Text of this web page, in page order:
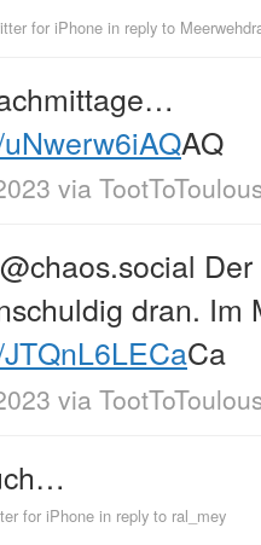
for iPhone in reply to
AQ
via
dran.
Ca
via
for iPhone in reply to ral_mey